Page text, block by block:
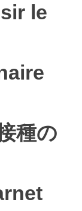
le
種の